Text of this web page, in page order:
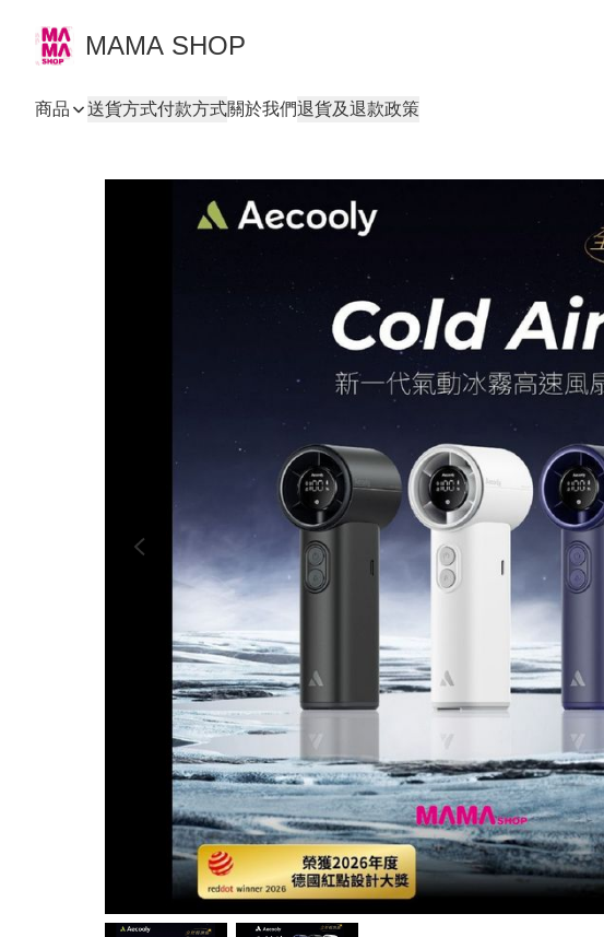
MAMA SHOP
商品 送貨方式付款方式關於我們退貨及退款政策